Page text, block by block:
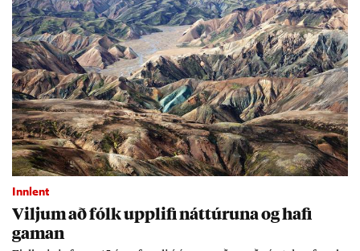
Innlent
Vilj­um að fólk upp­lifi nátt­úr­una og hafi
gam­an